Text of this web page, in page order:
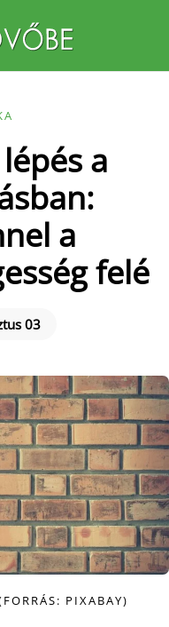
a
a
felé
03
PIXABAY)